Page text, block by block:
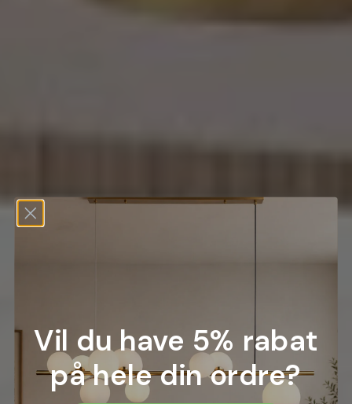
Vil du have 5% rabat
på hele din ordre?